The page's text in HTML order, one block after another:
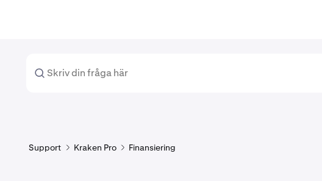
Support Kraken Pro Finansiering